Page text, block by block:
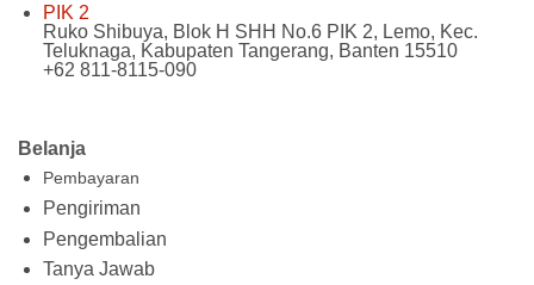
Belanja
Pembayaran
Pengiriman
Pengembalian
Tanya Jawab
PIK 2
Ruko Shibuya, Blok H SHH No.6 PIK 2, Lemo, Kec.
Teluknaga, Kabupaten Tangerang, Banten 15510
+62 811-8115-090